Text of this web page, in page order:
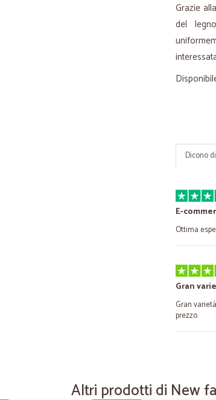
Grazie
del
Dicono
E-
Ottima
Gran
Gran
prezzo.
È la prima
Altri prodotti di New